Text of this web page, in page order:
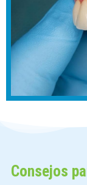
Consejos